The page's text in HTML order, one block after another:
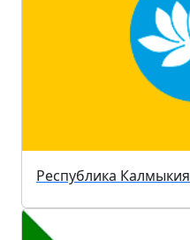
Республика Калмыкия